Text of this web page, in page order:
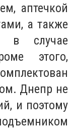
аптечкой
а также
в случае
этого,
Днепр не
и поэтому